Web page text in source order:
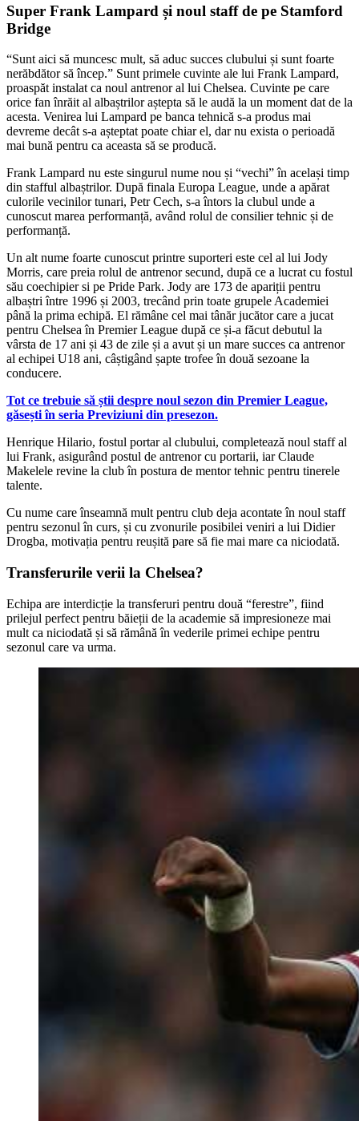
Super Frank Lampard și noul staff de pe Stamford
Bridge
“Sunt aici să muncesc mult, să aduc succes clubului și sunt foarte
nerăbdător să încep.” Sunt primele cuvinte ale lui Frank Lampard,
proaspăt instalat ca noul antrenor al lui Chelsea. Cuvinte pe care
orice fan înrăit al albaștrilor aștepta să le audă la un moment dat de la
acesta. Venirea lui Lampard pe banca tehnică s-a produs mai
devreme decât s-a așteptat poate chiar el, dar nu exista o perioadă
mai bună pentru ca aceasta să se producă.
Frank Lampard nu este singurul nume nou și “vechi” în același timp
din stafful albaștrilor. După finala Europa League, unde a apărat
culorile vecinilor tunari, Petr Cech, s-a întors la clubul unde a
cunoscut marea performanță, având rolul de consilier tehnic și de
performanță.
Un alt nume foarte cunoscut printre suporteri este cel al lui Jody
Morris, care preia rolul de antrenor secund, după ce a lucrat cu fostul
său coechipier si pe Pride Park. Jody are 173 de apariții pentru
albaștri între 1996 și 2003, trecând prin toate grupele Academiei
până la prima echipă. El rămâne cel mai tânăr jucător care a jucat
pentru Chelsea în Premier League după ce și-a făcut debutul la
vârsta de 17 ani și 43 de zile și a avut și un mare succes ca antrenor
al echipei U18 ani, câștigând șapte trofee în două sezoane la
conducere.
Tot ce trebuie să știi despre noul sezon din Premier League,
găsești în seria Previziuni din presezon.
Henrique Hilario, fostul portar al clubului, completează noul staff al
lui Frank, asigurând postul de antrenor cu portarii, iar Claude
Makelele revine la club în postura de mentor tehnic pentru tinerele
talente.
Cu nume care înseamnă mult pentru club deja acontate în noul staff
pentru sezonul în curs, și cu zvonurile posibilei veniri a lui Didier
Drogba, motivația pentru reușită pare să fie mai mare ca niciodată.
Transferurile verii la Chelsea?
Echipa are interdicție la transferuri pentru două “ferestre”, fiind
prilejul perfect pentru băieții de la academie să impresioneze mai
mult ca niciodată și să rămână în vederile primei echipe pentru
sezonul care va urma.